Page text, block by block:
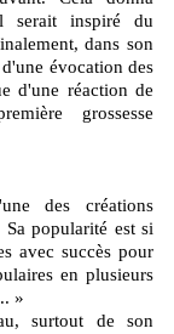
serait inspiré du
dans son
évocation des
d'une réaction de
grossesse
des créations
popularité est si
avec succès pour
en plusieurs
»
surtout de son